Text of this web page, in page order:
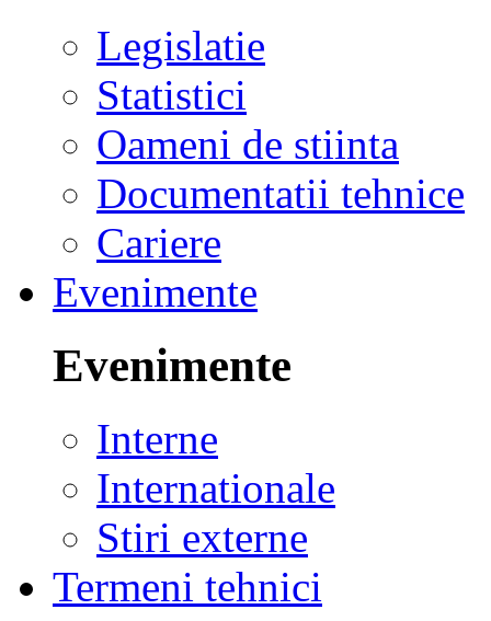
Legislatie
Statistici
Oameni de stiinta
Documentatii tehnice
Cariere
Evenimente
Evenimente
Interne
Internationale
Stiri externe
Termeni tehnici